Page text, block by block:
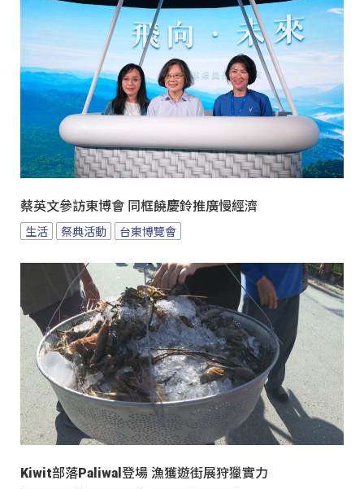
蔡英文參訪東博會 同框饒慶鈴推廣慢經濟
生活 祭典活動 台東博覽會
Kiwit部落Paliwal登場 漁獲遊街展狩獵實力